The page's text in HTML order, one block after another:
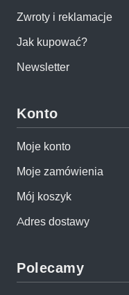
Zwroty i reklamacje
Jak kupować?
Newsletter
Konto
Moje konto
Moje zamówienia
Mój koszyk
Adres dostawy
Polecamy